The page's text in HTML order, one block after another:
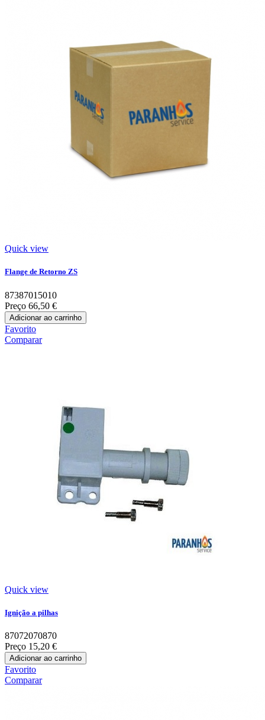
Quick view
Flange de Retorno ZS
87387015010
Preço 66,50 €
Adicionar ao carrinho
Favorito
Comparar
Quick view
Ignição a pilhas
87072070870
Preço 15,20 €
Adicionar ao carrinho
Favorito
Comparar